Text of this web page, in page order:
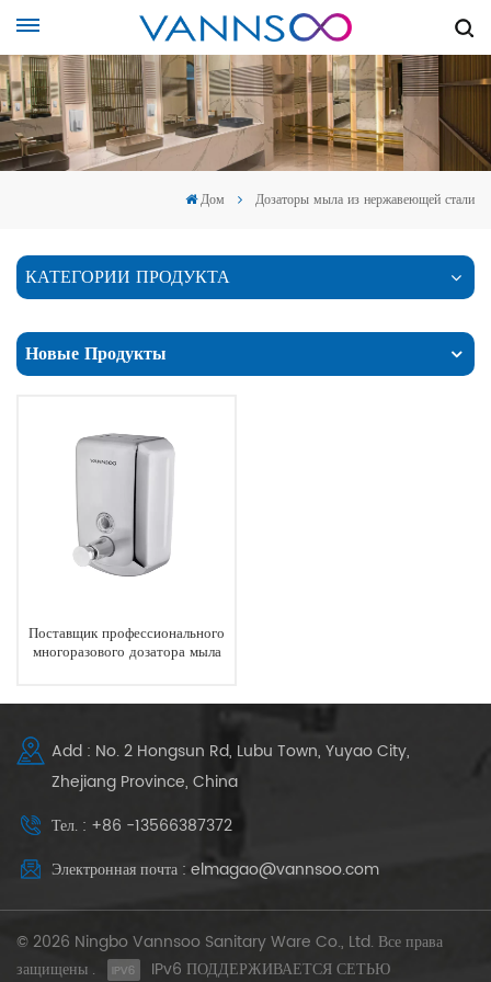
Дом Дозаторы мыла из нержавеющей стали
КАТЕГОРИИ ПРОДУКТА
Новые Продукты
Поставщик профессионального
многоразового дозатора мыла
Add : No. 2 Hongsun Rd, Lubu Town, Yuyao City,
Zhejiang Province, China
Тел. : +86 -13566387372
Электронная почта : elmagao@vannsoo.com
© 2026 Ningbo Vannsoo Sanitary Ware Co., Ltd. Все права
защищены .
IPv6 ПОДДЕРЖИВАЕТСЯ СЕТЬЮ